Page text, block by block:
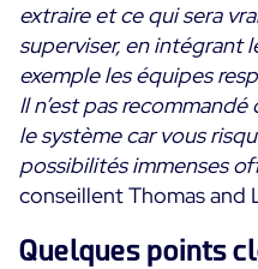
extraire et ce qui sera
superviser, en intégrant
exemple les équipes
Il n’est pas
le système car vous
possibilités immenses
conseillent Thomas and
Quelques points